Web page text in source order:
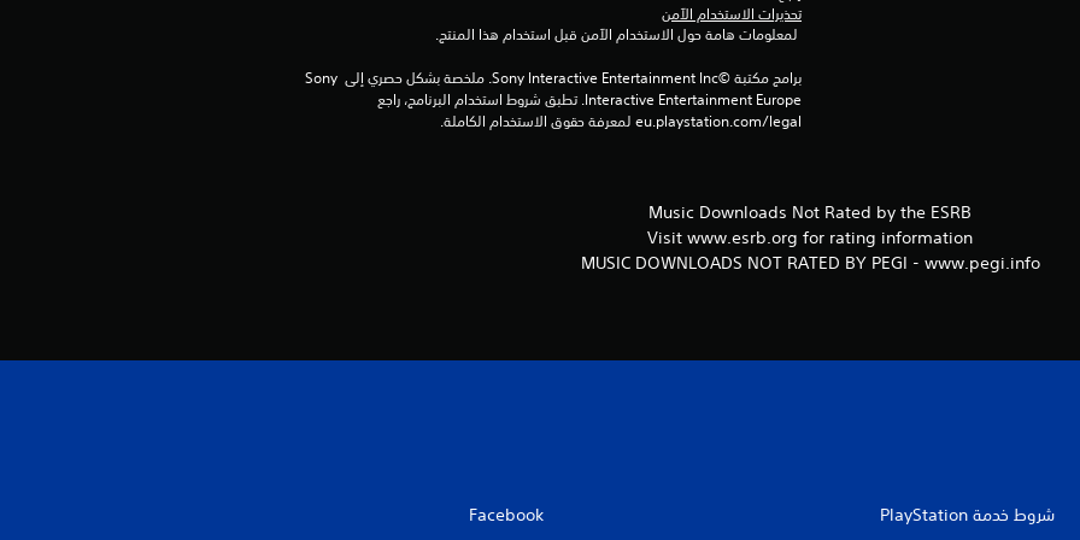
تحذيرات الاستخدام الآمن
برامج مكتبة ©Sony Interactive Entertainment Inc. ملخصة بشكل حصري إلى Sony
eu.playstation.com/legal لمعرفة حقوق الاستخدام الكاملة.
Music Downloads Not Rated by the ESRB
Visit www.esrb.org for rating information
MUSIC DOWNLOADS NOT RATED BY PEGI - www.pegi.info
شروط خدمة PlayStation‏ Facebook